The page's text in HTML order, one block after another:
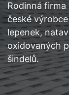
Rodinná
české
lepenek,
oxidovaných
šindelů.